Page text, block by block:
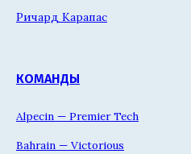
Ричард Карапас
КОМАНДЫ
Alpecin — Premier Tech
Bahrain — Victorious